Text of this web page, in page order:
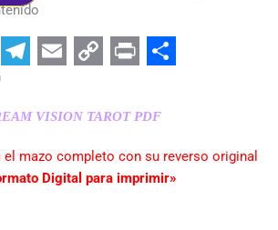
Link
VISION TAROT PDF
el mazo completo con su reverso original
Digital para imprimir»